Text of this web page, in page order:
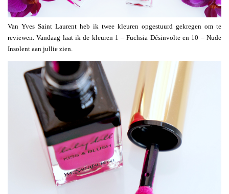
Van Yves Saint Laurent heb ik twee kleuren opgestuurd gekregen om te
reviewen. Vandaag laat ik de kleuren 1 – Fuchsia Désinvolte en 10 – Nude
Insolent aan jullie zien.